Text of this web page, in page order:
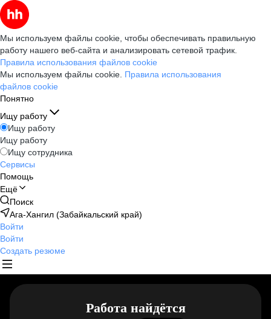
Мы используем файлы cookie, чтобы обеспечивать правильную
работу нашего веб-сайта и анализировать сетевой трафик.
Правила использования файлов cookie
Мы используем файлы cookie. Правила использования
файлов cookie
Понятно
Ищу работу
Ищу работу
Ищу работу
Ищу сотрудника
Сервисы
Помощь
Ещё
Поиск
Ага-Хангил (Забайкальский край)
Войти
Войти
Создать резюме
Работа найдётся